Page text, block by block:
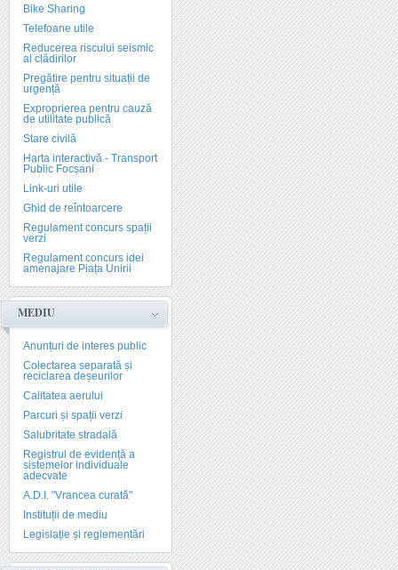
Bike Sharing
Telefoane utile
Reducerea riscului seismic
al clădirilor
Pregătire pentru situații de
urgență
Exproprierea pentru cauză
de utilitate publică
Stare civilă
Harta interactivă - Transport
Public Focșani
Link-uri utile
Ghid de reîntoarcere
Regulament concurs spații
verzi
Regulament concurs idei
amenajare Piața Unirii
MEDIU
Anunțuri de interes public
Colectarea separată și
reciclarea deșeurilor
Calitatea aerului
Parcuri și spații verzi
Salubritate stradală
Registrul de evidență a
sistemelor individuale
adecvate
A.D.I. "Vrancea curată"
Instituții de mediu
Legislație și reglementări